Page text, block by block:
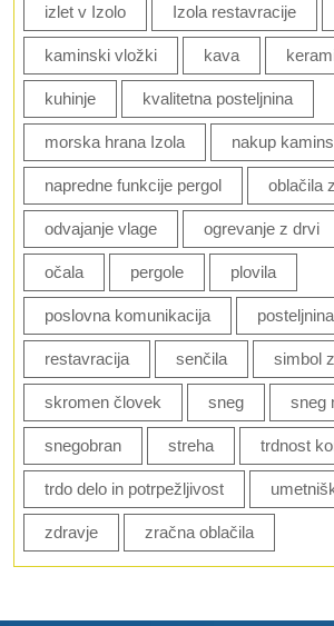
izlet v Izolo Izola restavracije
kaminski vložki kava
kuhinje kvalitetna posteljnina
morska hrana Izola nakup
napredne funkcije pergol oblačila
odvajanje vlage ogrevanje z drvi
očala pergole plovila
poslovna komunikacija posteljnina
restavracija senčila simbol
skromen človek sneg sneg
snegobran streha trdnost
trdo delo in potrpežljivost
zdravje zračna oblačila